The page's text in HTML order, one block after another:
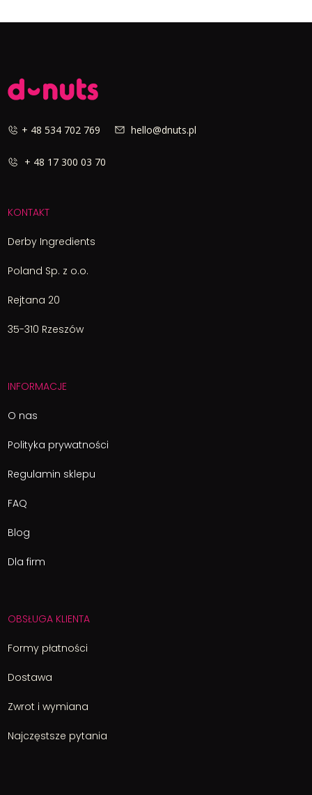
+ 48 534 702 769 hello@dnuts.pl
+ 48 17 300 03 70
KONTAKT
Derby Ingredients
Poland Sp. z o.o.
Rejtana 20
35-310 Rzeszów
INFORMACJE
O nas
Polityka prywatności
Regulamin sklepu
FAQ
Blog
Dla firm
OBSŁUGA KLIENTA
Formy płatności
Dostawa
Zwrot i wymiana
Najczęstsze pytania